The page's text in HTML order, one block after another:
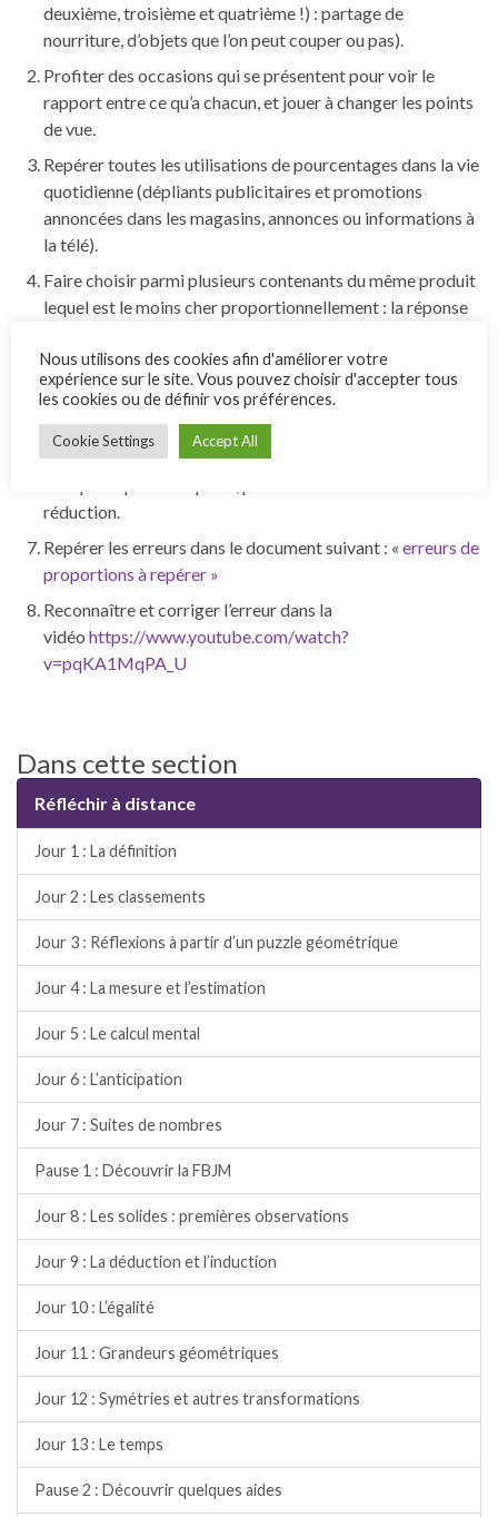
deuxième, troisième et quatrième !) : partage de
nourriture, d’objets que l’on peut couper ou pas).
Profiter des occasions qui se présentent pour voir le
rapport entre ce qu’a chacun, et jouer à changer les points
de vue.
Repérer toutes les utilisations de pourcentages dans la vie
quotidienne (dépliants publicitaires et promotions
annoncées dans les magasins, annonces ou informations à
la télé).
Faire choisir parmi plusieurs contenants du même produit
lequel est le moins cher proportionnellement : la réponse
Découvrir des puzzles de fractions sur
http://fractiontalks.com. Le site est en anglais, mais l’idée
est de déterminer la fraction représentée par chaque
pièce du puzzle.
réduction.
Repérer les erreurs dans le document suivant : « erreurs de
proportions à repérer »
Reconnaître et corriger l’erreur dans la
vidéo https://www.youtube.com/watch?
v=pqKA1MqPA_U
Dans cette section
Réfléchir à distance
Jour 1 : La définition
Jour 2 : Les classements
Jour 3 : Réflexions à partir d’un puzzle géométrique
Jour 4 : La mesure et l’estimation
Jour 5 : Le calcul mental
Jour 6 : L’anticipation
Jour 7 : Suites de nombres
Pause 1 : Découvrir la FBJM
Jour 8 : Les solides : premières observations
Jour 9 : La déduction et l’induction
Jour 10 : L’égalité
Jour 11 : Grandeurs géométriques
Jour 12 : Symétries et autres transformations
Jour 13 : Le temps
Pause 2 : Découvrir quelques aides
Nous utilisons des cookies afin d'améliorer votre
expérience sur le site. Vous pouvez choisir d'accepter tous
les cookies ou de définir vos préférences.
Cookie Settings Accept All